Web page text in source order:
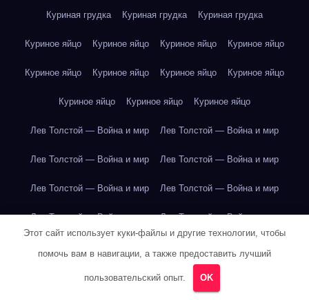
Куриная грудка Куриная грудка Куриная грудка
Куриное яйцо Куриное яйцо Куриное яйцо Куриное яйцо
Куриное яйцо Куриное яйцо Куриное яйцо Куриное яйцо
Куриное яйцо Куриное яйцо Куриное яйцо
Лев Толстой — Война и мир Лев Толстой — Война и мир
Лев Толстой — Война и мир Лев Толстой — Война и мир
Лев Толстой — Война и мир Лев Толстой — Война и мир
Лев Толстой — Война и мир Лев Толстой — Война и мир
Лев Толстой — Война и мир Лев Толстой — Война и мир
Этот сайт использует куки-файлы и другие технологии, чтобы
помочь вам в навигации, а также предоставить лучший
пользовательский опыт. OK